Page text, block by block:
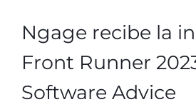
Ngage recibe la
Front Runner
Software Advice